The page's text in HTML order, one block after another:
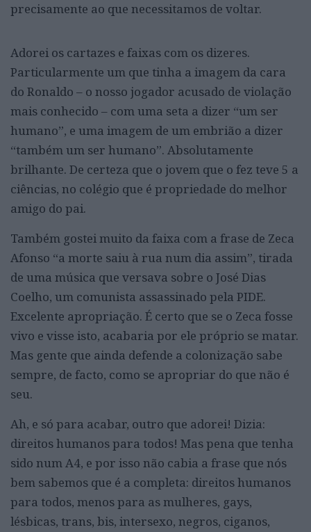
precisamente ao que necessitamos de voltar.
Adorei os cartazes e faixas com os dizeres.
Particularmente um que tinha a imagem da cara
do Ronaldo – o nosso jogador acusado de violação
mais conhecido – com uma seta a dizer “um ser
humano”, e uma imagem de um embrião a dizer
“também um ser humano”. Absolutamente
brilhante. De certeza que o jovem que o fez teve 5 a
ciências, no colégio que é propriedade do melhor
amigo do pai.
Também gostei muito da faixa com a frase de Zeca
Afonso “a morte saiu à rua num dia assim”, tirada
de uma música que versava sobre o José Dias
Coelho, um comunista assassinado pela PIDE.
Excelente apropriação. É certo que se o Zeca fosse
vivo e visse isto, acabaria por ele próprio se matar.
Mas gente que ainda defende a colonização sabe
sempre, de facto, como se apropriar do que não é
seu.
Ah, e só para acabar, outro que adorei! Dizia:
direitos humanos para todos! Mas pena que tenha
sido num A4, e por isso não cabia a frase que nós
bem sabemos que é a completa: direitos humanos
para todos, menos para as mulheres, gays,
lésbicas, trans, bis, intersexo, negros, ciganos,